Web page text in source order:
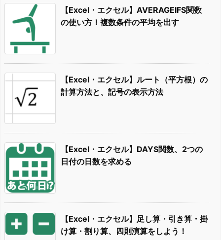
【Excel・エクセル】AVERAGEIFS関数
の使い方！複数条件の平均を出す
【Excel・エクセル】ルート（平方根）の
計算方法と、記号の表示方法
【Excel・エクセル】DAYS関数、2つの
日付の日数を求める
【Excel・エクセル】足し算・引き算・掛
け算・割り算、四則演算をしよう！